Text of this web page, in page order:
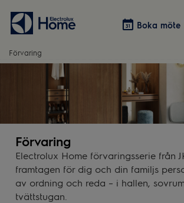
Boka möte
Våra kök
Inspiration
Övrigt
Förvaring
Välja garderobslösning
Övrigt
Vitvaror
Tvätt & Tork
Dammsugare
Hem & Hushåll
Övrigt
Förvaring
Förvaring
Electrolux Home förvaringsserie från
framtagen för dig och din familjs
av ordning och reda – i hallen,
tvättstugan.